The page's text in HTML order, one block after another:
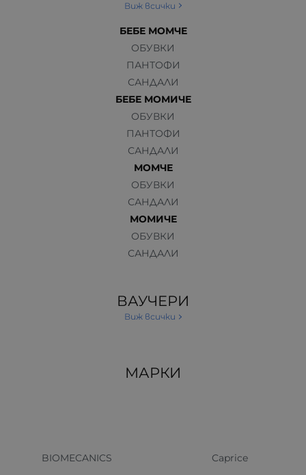
Виж всички
БЕБЕ МОМЧЕ
ОБУВКИ
ПАНТОФИ
САНДАЛИ
БЕБЕ МОМИЧЕ
ОБУВКИ
ПАНТОФИ
САНДАЛИ
МОМЧЕ
ОБУВКИ
САНДАЛИ
МОМИЧЕ
ОБУВКИ
САНДАЛИ
ВАУЧЕРИ
Виж всички
МАРКИ
BIOMECANICS Caprice